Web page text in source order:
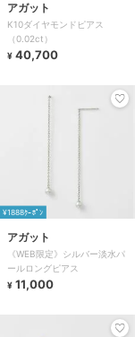
アガット
K10ダイヤモンドピアス
（0.02ct）
¥ 40,700
¥1888ｸｰﾎﾟﾝ
アガット
《WEB限定》シルバー淡水パ
ールロングピアス
¥ 11,000